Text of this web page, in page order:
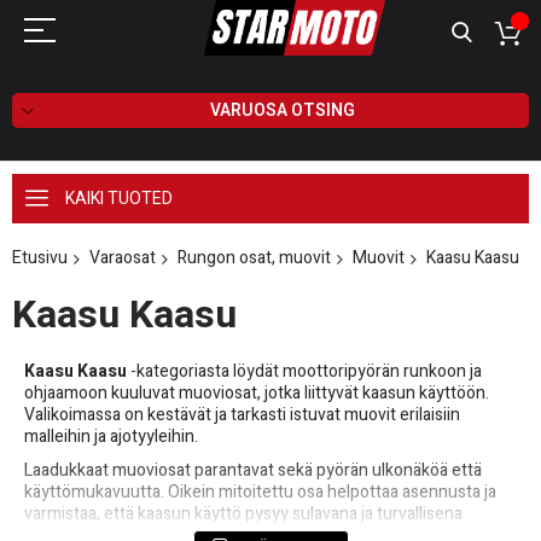
VARUOSA OTSING
KAIKI TUOTED
Etusivu Varaosat Rungon osat, muovit Muovit Kaasu Kaasu
Kaasu Kaasu
Kaasu Kaasu -kategoriasta löydät moottoripyörän runkoon ja
ohjaamoon kuuluvat muoviosat, jotka liittyvät kaasun käyttöön.
Valikoimassa on kestävät ja tarkasti istuvat muovit erilaisiin
malleihin ja ajotyyleihin.
Laadukkaat muoviosat parantavat sekä pyörän ulkonäköä että
käyttömukavuutta. Oikein mitoitettu osa helpottaa asennusta ja
varmistaa, että kaasun käyttö pysyy sulavana ja turvallisena.